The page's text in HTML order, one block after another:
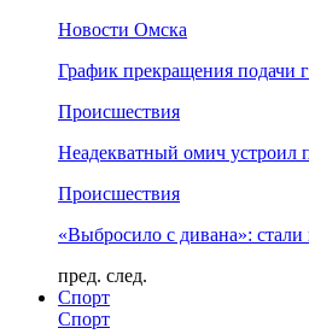
Новости Омска
График прекращения подачи
Происшествия
Неадекватный омич устроил
Происшествия
«Выбросило с дивана»:
пред. след.
Спорт
Спорт